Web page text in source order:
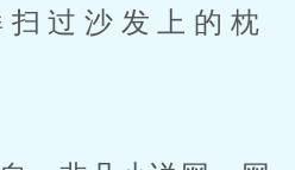
过沙发上的枕